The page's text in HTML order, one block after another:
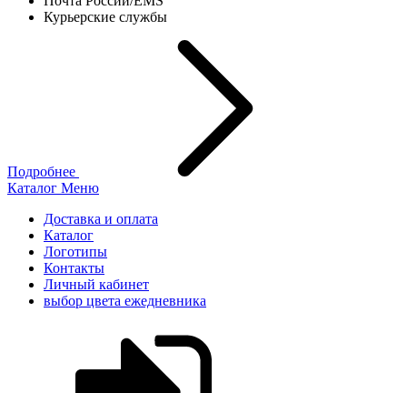
Курьерские службы
Подробнее
Каталог Меню
Доставка и оплата
Каталог
Логотипы
Контакты
Личный кабинет
выбор цвета ежедневника